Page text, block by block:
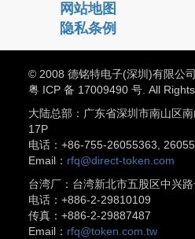
网站地图
隐私条例
© 2008 德铭特电子(深圳)有限公
粤 ICP 备 17009490 号. All
大陆总部：广东省深圳市南山区
17P
电话：+86-755-26055363,
Email： rfq@direct-token.com
台湾厂：台湾新北市五股区中兴
电话：+886-2-29810109
传真：+886-2-29887487
Email： rfq@token.com.tw